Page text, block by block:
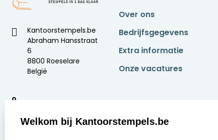
Kantoorstempels.be
Abraham Hansstraat
6
8800 Roeselare
België
9
Over ons
Bedrijfsgegevens
Extra informatie
Onze vacatures
Welkom bij Kantoorstempels.be